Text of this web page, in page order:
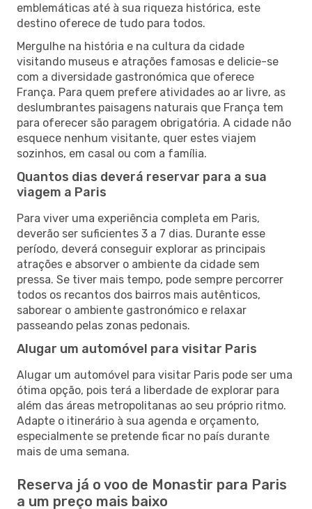
emblemáticas até à sua riqueza histórica, este
destino oferece de tudo para todos.
Mergulhe na história e na cultura da cidade
visitando museus e atrações famosas e delicie-se
com a diversidade gastronómica que oferece
França. Para quem prefere atividades ao ar livre, as
deslumbrantes paisagens naturais que França tem
para oferecer são paragem obrigatória. A cidade não
esquece nenhum visitante, quer estes viajem
sozinhos, em casal ou com a família.
Quantos dias deverá reservar para a sua
viagem a Paris
Para viver uma experiência completa em Paris,
deverão ser suficientes 3 a 7 dias. Durante esse
período, deverá conseguir explorar as principais
atrações e absorver o ambiente da cidade sem
pressa. Se tiver mais tempo, pode sempre percorrer
todos os recantos dos bairros mais autênticos,
saborear o ambiente gastronómico e relaxar
passeando pelas zonas pedonais.
Alugar um automóvel para visitar Paris
Alugar um automóvel para visitar Paris pode ser uma
ótima opção, pois terá a liberdade de explorar para
além das áreas metropolitanas ao seu próprio ritmo.
Adapte o itinerário à sua agenda e orçamento,
especialmente se pretende ficar no país durante
mais de uma semana.
Reserva já o voo de Monastir para Paris
a um preço mais baixo